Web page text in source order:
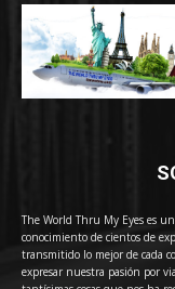
The World Thru My Eyes es
conocimiento de cientos de
transmitido lo mejor de cada
expresar nuestra pasión por